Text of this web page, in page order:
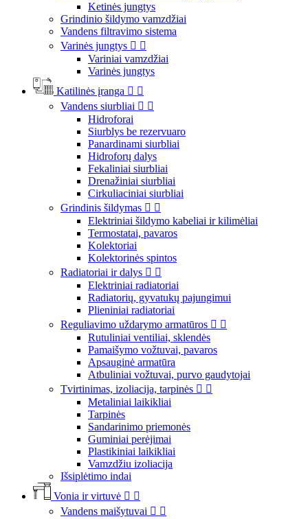
Ketinės jungtys
Grindinio šildymo vamzdžiai
Vandens filtravimo sistema
Varinės jungtys  
Variniai vamzdžiai
Varinės jungtys
Katilinės įranga  
Vandens siurbliai  
Hidroforai
Siurblys be rezervuaro
Panardinami siurbliai
Hidroforų dalys
Fekaliniai siurbliai
Drenažiniai siurbliai
Cirkuliaciniai siurbliai
Grindinis šildymas  
Elektriniai šildymo kabeliai ir kilimėliai
Termostatai, pavaros
Kolektoriai
Kolektorinės spintos
Radiatoriai ir dalys  
Elektriniai radiatoriai
Radiatorių, gyvatukų pajungimui
Plieniniai radiatoriai
Reguliavimo uždarymo armatūros  
Rutuliniai ventiliai, sklendės
Pamaišymo vožtuvai, pavaros
Apsauginė armatūra
Atbuliniai vožtuvai, purvo gaudytojai
Tvirtinimas, izoliacija, tarpinės  
Metaliniai laikikliai
Tarpinės
Sandarinimo priemonės
Guminiai perėjimai
Plastikiniai laikikliai
Vamzdžiu izoliacija
Išsiplėtimo indai
Vonia ir virtuvė  
Vandens maišytuvai  